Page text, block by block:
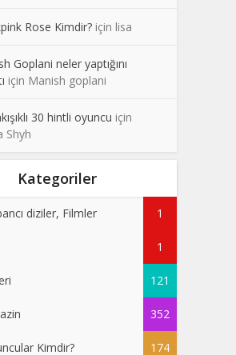
Rose Kimdir? için lisa
Goplani neler yaptığını
için Manish goplani
30 hintli oyuncu için
Shyh
Kategoriler
diziler, Filmler 1
1
121
352
Kimdir? 174